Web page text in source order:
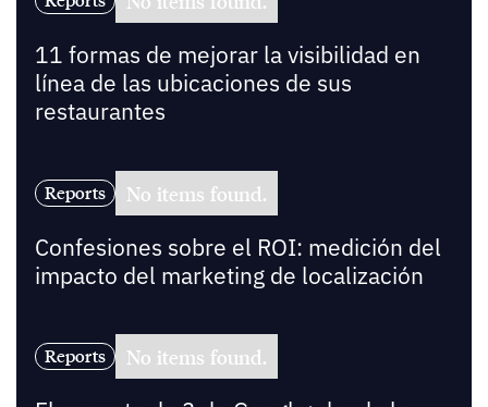
11 formas de mejorar la visibilidad en
línea de las ubicaciones de sus
restaurantes
Reports No items found.
Confesiones sobre el ROI: medición del
impacto del marketing de localización
Reports No items found.